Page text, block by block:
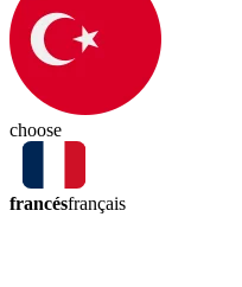
choose
francésfrançais